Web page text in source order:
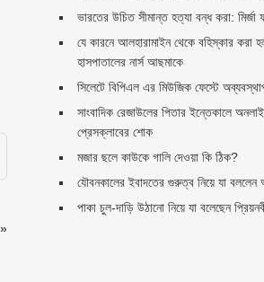
ভারতের উচিত সীমান্ত হত্যা বন্ধ করা:
যে কারনে আলহারামাইন থেকে বহিস্কার করা
হাসপাতালের নার্স আছমাকে
সিলেটে বিপিএল এর মিউজিক ফেস্টে
সাংবাদিক রেজাউলের পিতার ইন্তেকালে
প্রেসক্লাবের শোক
মজার ছলে কাউকে গালি দেওয়া কি ঠিক?
যৌবনকালের ইবাদতের গুরুত্ব নিয়ে যা বললেন
পাকা চুল-দাড়ি উঠানো নিয়ে যা বলেছেন